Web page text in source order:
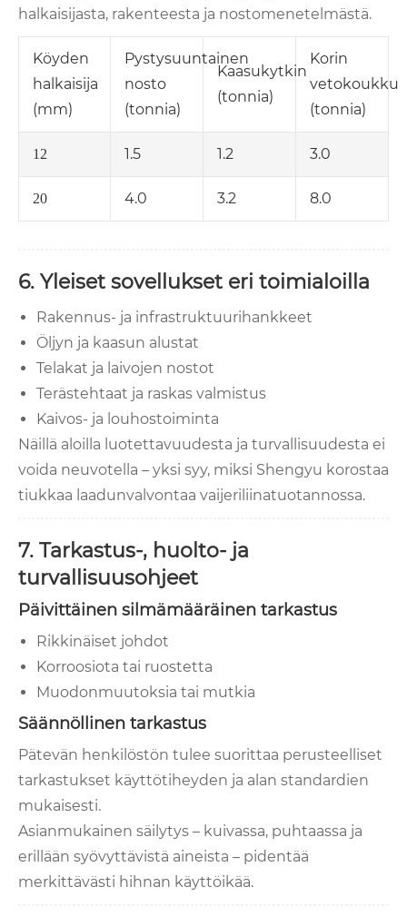
halkaisijasta, rakenteesta ja nostomenetelmästä.
Köyden
halkaisija
(mm)
Pystysuuntainen
nosto
(tonnia)
Kaasukytkin
(tonnia)
Korin
vetokoukku
(tonnia)
12 1.5 1.2 3.0
20 4.0 3.2 8.0
6. Yleiset sovellukset eri toimialoilla
Rakennus- ja infrastruktuurihankkeet
Öljyn ja kaasun alustat
Telakat ja laivojen nostot
Terästehtaat ja raskas valmistus
Kaivos- ja louhostoiminta
Näillä aloilla luotettavuudesta ja turvallisuudesta ei
voida neuvotella – yksi syy, miksi Shengyu korostaa
tiukkaa laadunvalvontaa vaijeriliinatuotannossa.
7. Tarkastus-, huolto- ja
turvallisuusohjeet
Päivittäinen silmämääräinen tarkastus
Rikkinäiset johdot
Korroosiota tai ruostetta
Muodonmuutoksia tai mutkia
Säännöllinen tarkastus
Pätevän henkilöstön tulee suorittaa perusteelliset
tarkastukset käyttötiheyden ja alan standardien
mukaisesti.
Asianmukainen säilytys – kuivassa, puhtaassa ja
erillään syövyttävistä aineista – pidentää
merkittävästi hihnan käyttöikää.